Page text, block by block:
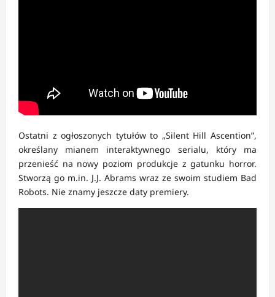
Ostatni z ogłoszonych tytułów to „Silent Hill Ascention”,
określany mianem interaktywnego serialu, który ma
przenieść na nowy poziom produkcje z gatunku horror.
Stworzą go m.in. J.J. Abrams wraz ze swoim studiem Bad
Robots. Nie znamy jeszcze daty premiery.